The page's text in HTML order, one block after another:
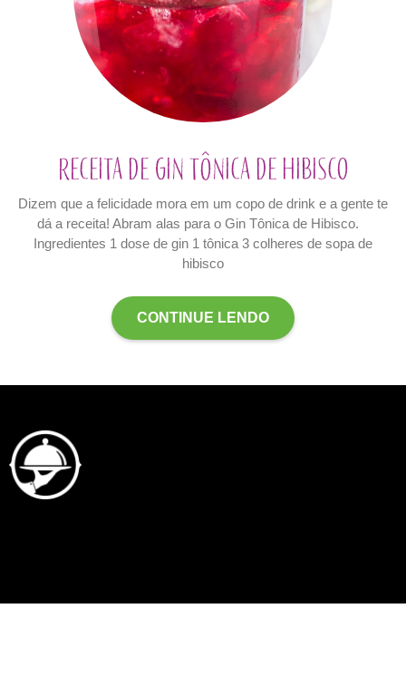
Receita de Gin Tônica de Hibisco
Dizem que a felicidade mora em um copo de drink e a gente te
dá a receita! Abram alas para o Gin Tônica de Hibisco.
Ingredientes 1 dose de gin 1 tônica 3 colheres de sopa de
hibisco
CONTINUE LENDO